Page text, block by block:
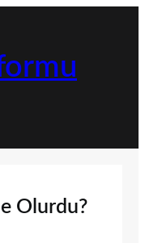
Olurdu?